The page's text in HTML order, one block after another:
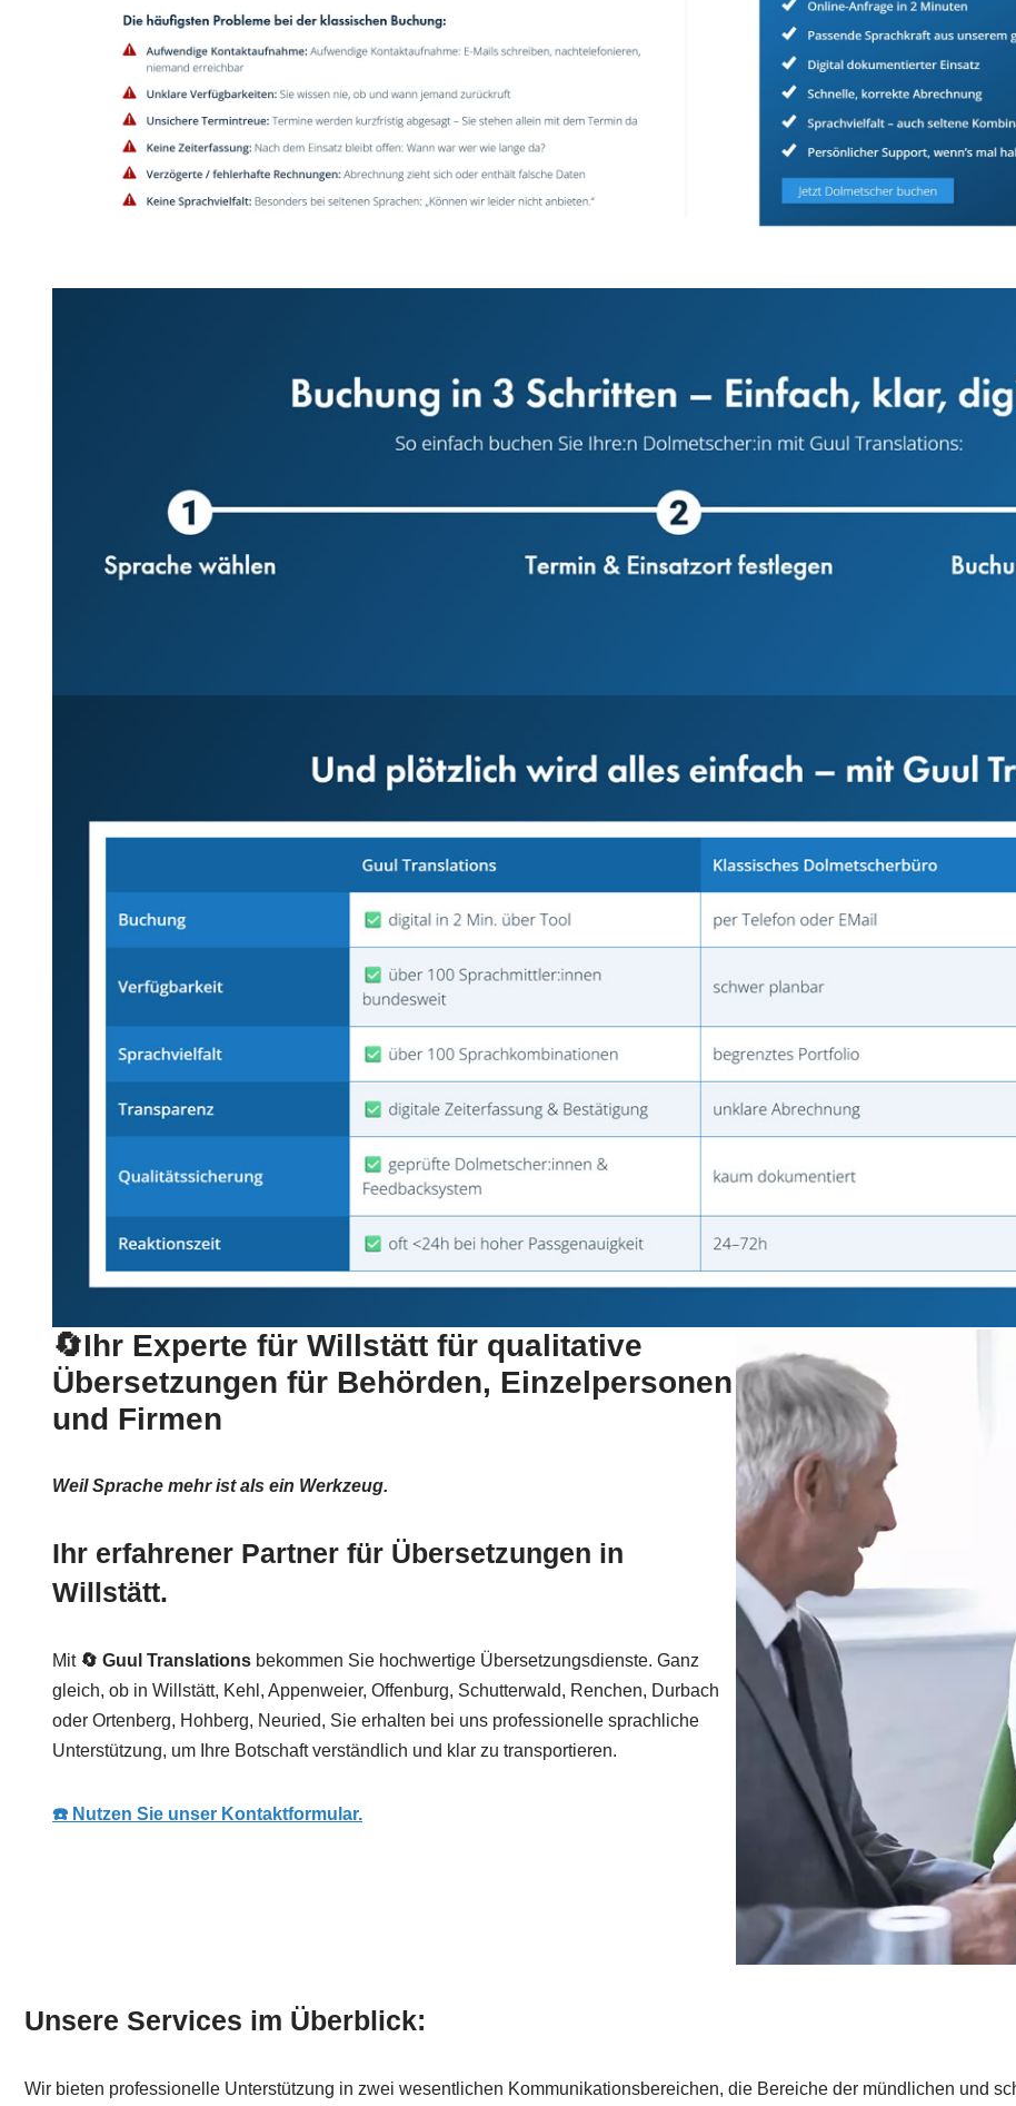
🔄Ihr Experte für Willstätt für qualitative
Übersetzungen für Behörden, Einzelpersonen
und Firmen
Weil Sprache mehr ist als ein Werkzeug.
Ihr erfahrener Partner für Übersetzungen in
Willstätt.
Mit 🔄 Guul Translations bekommen Sie hochwertige Übersetzungsdienste. Ganz
gleich, ob in Willstätt, Kehl, Appenweier, Offenburg, Schutterwald, Renchen, Durbach
oder Ortenberg, Hohberg, Neuried, Sie erhalten bei uns professionelle sprachliche
Unterstützung, um Ihre Botschaft verständlich und klar zu transportieren.
☎️ Nutzen Sie unser Kontaktformular.
Unsere Services im Überblick:
Wir bieten professionelle Unterstützung in zwei wesentlichen Kommunikationsbereichen, die Bereiche der mündlichen und